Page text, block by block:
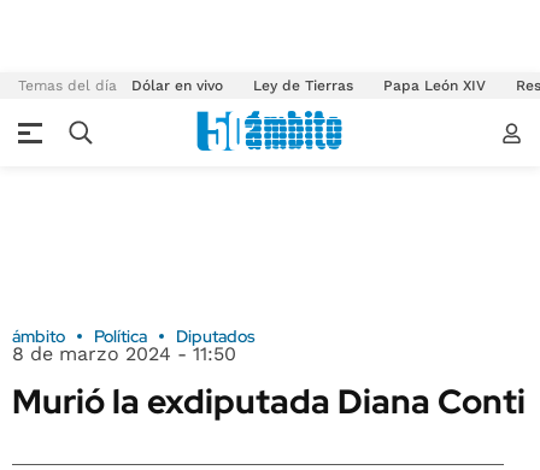
Temas del día Dólar en vivo Ley de Tierras Papa León XIV
ámbito Política Diputados
8 de marzo 2024 - 11:50
Murió la exdiputada Diana Conti